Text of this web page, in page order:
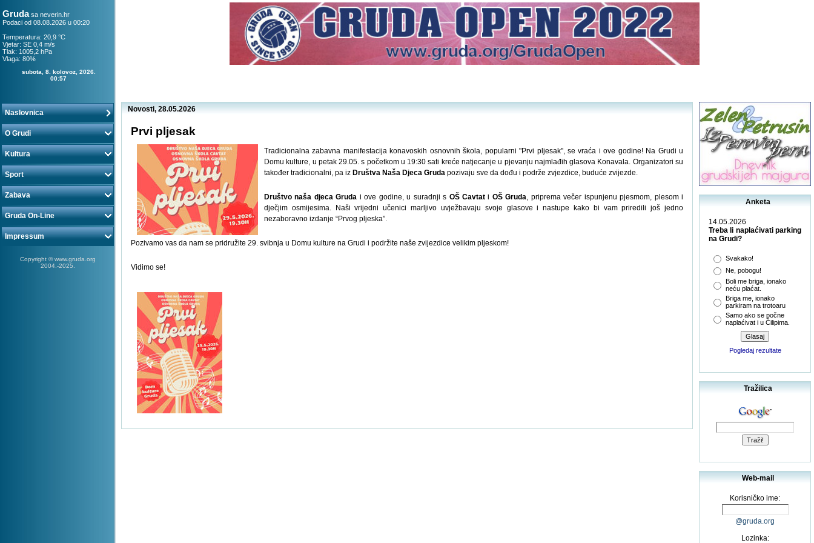
Grudasa neverin.hr
Podaci od 08.08.2026 u 00:20
Temperatura: 20,9 °C
Vjetar: SE 0,4 m/s
Tlak: 1005,2 hPa
Vlaga: 80%
subota, 8. kolovoz, 2026.
00:57
Naslovnica
O Grudi
Kultura
Sport
Zabava
Gruda On-Line
Impressum
Copyright © www.gruda.org
2004.-2025.
Anketa
14.05.2026
Treba li naplaćivati parking
na Grudi?
Svakako!
Ne, pobogu!
Boli me briga, ionako
neću plaćat.
Briga me, ionako
parkiram na trotoaru
Samo ako se počne
naplaćivat i u Čilipima.
Pogledaj rezultate
Tražilica
Web-mail
Korisničko ime:
@gruda.org
Lozinka:
Novosti, 28.05.2026
Prvi pljesak
Tradicionalna zabavna manifestacija konavoskih osnovnih škola, popularni "Prvi pljesak", se vraća i ove godine! Na Grudi u
Domu kulture, u petak 29.05. s početkom u 19:30 sati kreće natjecanje u pjevanju najmlađih glasova Konavala. Organizatori su
također tradicionalni, pa iz Društva Naša Djeca Gruda pozivaju sve da dođu i podrže zvjezdice, buduće zvijezde.
Društvo naša djeca Gruda i ove godine, u suradnji s OŠ Cavtati OŠ Gruda, priprema večer ispunjenu pjesmom, plesom i
dječjim osmijesima. Naši vrijedni učenici marljivo uvježbavaju svoje glasove i nastupe kako bi vam priredili još jedno
nezaboravno izdanje “Prvog pljeska”.
Pozivamo vas da nam se pridružite 29. svibnja u Domu kulture na Grudi i podržite naše zvijezdice velikim pljeskom!
Vidimo se!